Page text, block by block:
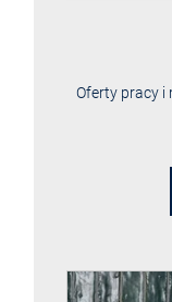
Oferty pracy i